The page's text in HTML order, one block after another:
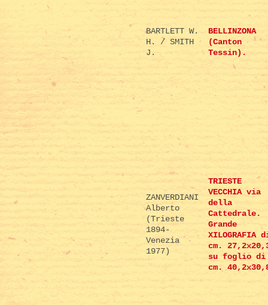
BARTLETT W.
H. / SMITH
J.
BELLINZONA
(Canton
Tessin).
ZANVERDIANI
Alberto
(Trieste
1894-
Venezia
1977)
TRIESTE
VECCHIA via
della
Cattedrale.
Grande
XILOGRAFIA
cm.
su foglio di
cm.